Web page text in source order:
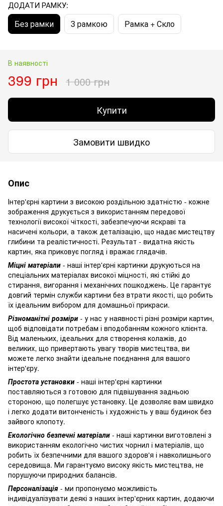
ДОДАТИ РАМКУ:
Без рамки З рамкою Рамка + Скло
В наявності
399 грн 1 000 грн
Купити
Замовити швидко
Опис
Інтер'єрні картини з високою роздільною здатністю - кожне
зображення друкується з використанням передової
технології високої чіткості, забезпечуючи яскраві та
насичені кольори, а також деталізацію, що надає мистецтву
глибини та реалістичності. Результат - видатна якість
картин, яка приковує погляд і вражає глядачів.
Міцні матеріали - наші інтер'єрні картинки друкуються на
спеціальних матеріалах високої міцності, які стійкі до
стирання, вигорання і механічних пошкоджень. Це гарантує
довгий термін служби картини без втрати якості, що робить
їх ідеальним вибором для домашньої прикраси.
Різноманітні розміри - у нас у наявності різні розміри картин,
щоб відповідати потребам і вподобанням кожного клієнта.
Від маленьких, ідеальних для створення колажів, до
великих, що привертають увагу творів мистецтва, ви
можете легко знайти ідеальне поєднання для вашого
інтер'єру.
Простота установки - наші інтер'єрні картинки
поставляються з готовою для підвішування задньою
стороною, що полегшує установку. Це дозволяє вам швидко
і легко додати витонченість і художність у ваш будинок без
зайвого клопоту.
Екологічно безпечні матеріали - наші картинки виготовлені з
використанням екологічно чистих чорнил і матеріалів, що
робить їх безпечними для вашого здоров'я і навколишнього
середовища. Ми гарантуємо високу якість мистецтва, не
порушуючи природних балансів.
Персоналізація - ми пропонуємо можливість
індивідуалізувати деякі з наших інтер'єрних картин, додаючи